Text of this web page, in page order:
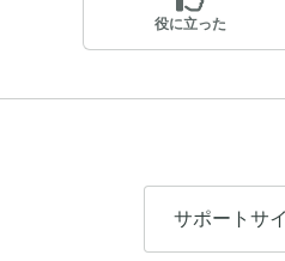
役に立った
サポートサ